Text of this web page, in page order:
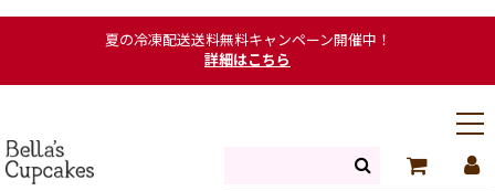
夏の冷凍配送送料無料キャンペーン開催中！
詳細はこちら